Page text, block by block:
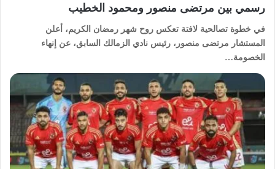
رسمي بين مرتضى منصور ومحمود الخطيب
في خطوة تصالحية لافتة تعكس روح شهر رمضان الكريم، أعلن
المستشار مرتضى منصور، رئيس نادي الزمالك السابق، عن إنهاء
الخصومة…